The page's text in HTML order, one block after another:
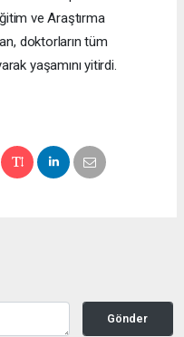
ve Araştırma
doktorların tüm
yaşamını yitirdi.
Gönder